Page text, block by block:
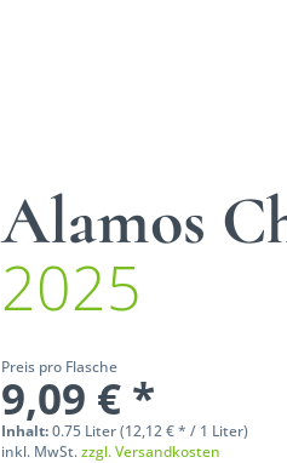
Alamos
2025
Preis pro Flasche
9,09 € *
Inhalt:0.75 Liter (12,12 € * / 1 Liter)
inkl. MwSt.zzgl. Versandkosten